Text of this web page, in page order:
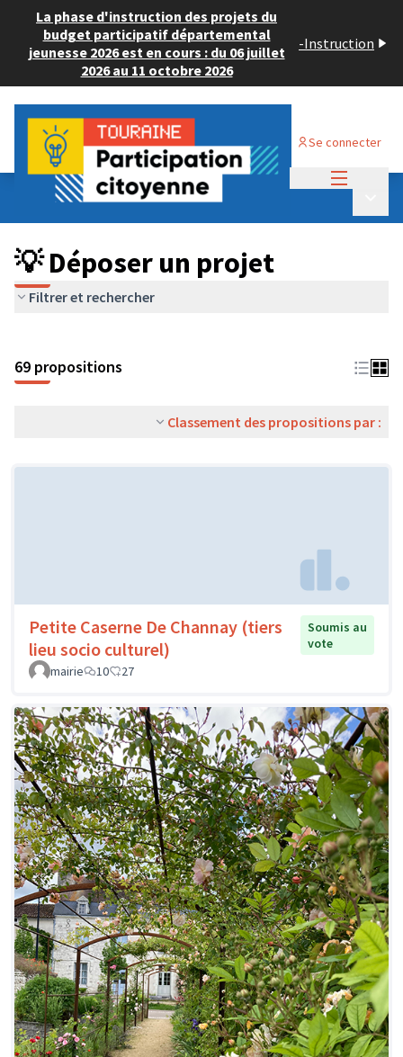
La phase d'instruction des projets du
budget participatif départemental
jeunesse 2026 est en cours : du 06 juillet
2026 au 11 octobre 2026
-Instruction
Se connecter
Budget Participatif ADULTE 2024
💡 Déposer un projet
💡 Déposer un projet
Filtrer et rechercher
69 propositions
Classement des propositions par :
Petite Caserne De Channay (tiers
lieu socio culturel)
Soumis au
vote
mairie
10 27